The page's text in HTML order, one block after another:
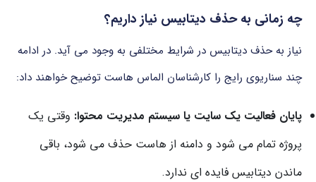
چه زمانی بهحذف دیتابیس نیاز داریم؟
نیاز بهحذف دیتابیس در شرایط مختلفی به وجود می آید. در ادامه
چند سناریوی رایج را کارشناسان الماس هاست توضیح خواهند داد:
پایان فعالیت یک سایت یا سیستم مدیریت محتوا: وقتی یک
پروژه تمام می شود و دامنه از هاست حذف می شود، باقی
ماندن دیتابیس فایده ای ندارد.